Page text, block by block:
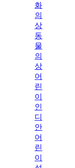
화
의
상
동
물
의
상
어
린
이
인
디
안
어
린
이